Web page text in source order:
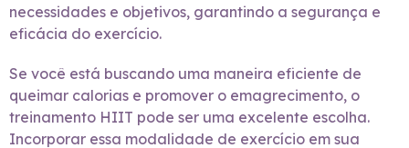
necessidades e objetivos, garantindo a segurança e
eficácia do exercício.
Se você está buscando uma maneira eficiente de
queimar calorias e promover o emagrecimento, o
treinamento HIIT pode ser uma excelente escolha.
Incorporar essa modalidade de exercício em sua